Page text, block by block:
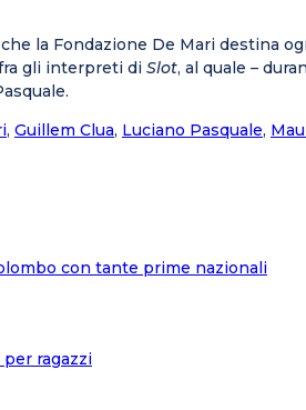
la Fondazione De Mari destina
gli interpreti di Slot, al quale –
, Guillem Clua, Luciano Pasquale,
con tante prime nazionali